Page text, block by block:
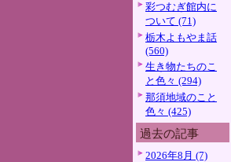
彩つむぎ館内に
ついて (71)
栃木よもやま話
(560)
生き物たちのこ
と色々 (294)
那須地域のこと
色々 (425)
過去の記事
2026年8月 (7)